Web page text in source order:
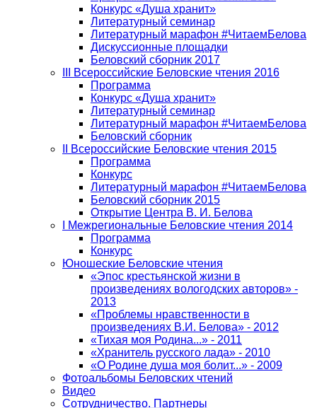
Конкурс «Душа хранит»
Литературный семинар
Литературный марафон #ЧитаемБелова
Дискуссионные площадки
Беловский сборник 2017
III Всероссийские Беловские чтения 2016
Программа
Конкурс «Душа хранит»
Литературный семинар
Литературный марафон #ЧитаемБелова
Беловский сборник
II Всероссийские Беловские чтения 2015
Программа
Конкурс
Литературный марафон #ЧитаемБелова
Беловский сборник 2015
Открытие Центра В. И. Белова
I Межрегиональные Беловские чтения 2014
Программа
Конкурс
Юношеские Беловские чтения
«Эпос крестьянской жизни в
произведениях вологодских авторов» -
2013
«Проблемы нравственности в
произведениях В.И. Белова» - 2012
«Тихая моя Родина...» - 2011
«Хранитель русского лада» - 2010
«О Родине душа моя болит...» - 2009
Фотоальбомы Беловских чтений
Видео
Сотрудничество. Партнеры